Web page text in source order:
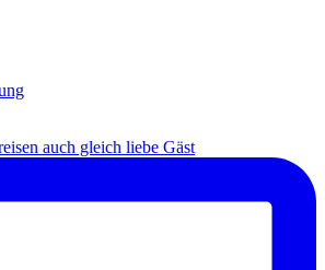
auch gleich liebe Gäst